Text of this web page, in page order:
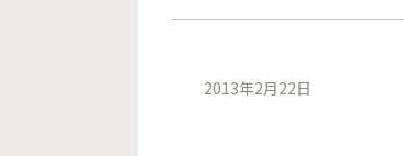
2013年2月22日